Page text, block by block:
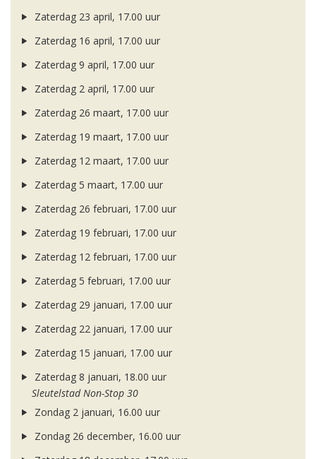
Zaterdag 23 april, 17.00 uur
Zaterdag 16 april, 17.00 uur
Zaterdag 9 april, 17.00 uur
Zaterdag 2 april, 17.00 uur
Zaterdag 26 maart, 17.00 uur
Zaterdag 19 maart, 17.00 uur
Zaterdag 12 maart, 17.00 uur
Zaterdag 5 maart, 17.00 uur
Zaterdag 26 februari, 17.00 uur
Zaterdag 19 februari, 17.00 uur
Zaterdag 12 februari, 17.00 uur
Zaterdag 5 februari, 17.00 uur
Zaterdag 29 januari, 17.00 uur
Zaterdag 22 januari, 17.00 uur
Zaterdag 15 januari, 17.00 uur
Zaterdag 8 januari, 18.00 uur
Sleutelstad Non-Stop 30
Zondag 2 januari, 16.00 uur
Zondag 26 december, 16.00 uur